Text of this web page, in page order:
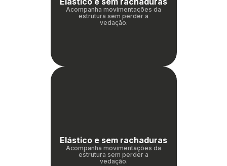
Acompanha movimentações da
estrutura sem perder a
vedação.
Elástico e sem rachaduras
Acompanha movimentações da
estrutura sem perder a
vedação.